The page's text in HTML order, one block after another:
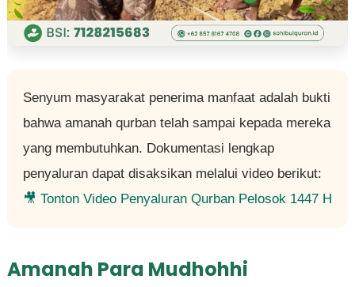
Senyum masyarakat penerima manfaat adalah bukti
bahwa amanah qurban telah sampai kepada mereka
yang membutuhkan. Dokumentasi lengkap
penyaluran dapat disaksikan melalui video berikut:
🎥 Tonton Video Penyaluran Qurban Pelosok 1447 H
Amanah Para Mudhohhi